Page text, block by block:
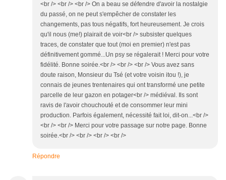
<br /> <br /> <br /> On a beau se défendre d'avoir la nostalgie
du passé, on ne peut s'empêcher de constater les
changements, pas tous négatifs, fort heureusement. Je crois
qu'il nous (me!) plairait de voir<br /> subsister quelques
traces, de constater que tout (moi en premier) n'est pas
définitivement gommé...Un psy se régalerait ! Merci pour votre
fidélité. Bonne soirée.<br /> <br /> <br /> Vous avez sans
doute raison, Monsieur du Tsé (et votre voisin itou !), je
connais de jeunes trentenaires qui ont transformé une petite
parcelle de leur gazon en potager<br /> médiéval. Ils sont
ravis de l'avoir chouchouté et de consommer leur mini
production. Parfois également, nécessité fait loi, dit-on...<br />
<br /> <br /> Merci pour votre passage sur notre page. Bonne
soirée.<br /> <br /> <br /> <br />
Répondre